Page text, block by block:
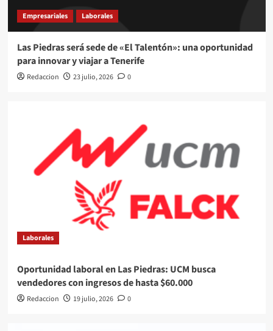
Empresariales Laborales
Las Piedras será sede de «El Talentón»: una oportunidad
para innovar y viajar a Tenerife
Redaccion 23 julio, 2026 0
Laborales
Oportunidad laboral en Las Piedras: UCM busca
vendedores con ingresos de hasta $60.000
Redaccion 19 julio, 2026 0